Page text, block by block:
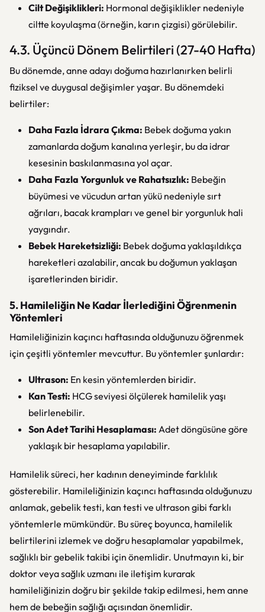
Cilt Değişiklikleri: Hormonal değişiklikler nedeniyle
ciltte koyulaşma (örneğin, karın çizgisi) görülebilir.
4.3. Üçüncü Dönem Belirtileri (27-40 Hafta)
Bu dönemde, anne adayı doğuma hazırlanırken belirli
fiziksel ve duygusal değişimler yaşar. Bu dönemdeki
belirtiler:
Daha Fazla İdrara Çıkma: Bebek doğuma yakın
zamanlarda doğum kanalına yerleşir, bu da idrar
kesesinin baskılanmasına yol açar.
Daha Fazla Yorgunluk ve Rahatsızlık: Bebeğin
büyümesi ve vücudun artan yükü nedeniyle sırt
ağrıları, bacak krampları ve genel bir yorgunluk hali
yaygındır.
Bebek Hareketsizliği: Bebek doğuma yaklaşıldıkça
hareketleri azalabilir, ancak bu doğumun yaklaşan
işaretlerinden biridir.
5. Hamileliğin Ne Kadar İlerlediğini Öğrenmenin
Yöntemleri
Hamileliğinizin kaçıncı haftasında olduğunuzu öğrenmek
için çeşitli yöntemler mevcuttur. Bu yöntemler şunlardır:
Ultrason: En kesin yöntemlerden biridir.
Kan Testi: HCG seviyesi ölçülerek hamilelik yaşı
belirlenebilir.
Son Adet Tarihi Hesaplaması: Adet döngüsüne göre
yaklaşık bir hesaplama yapılabilir.
Hamilelik süreci, her kadının deneyiminde farklılık
gösterebilir. Hamileliğinizin kaçıncı haftasında olduğunuzu
anlamak, gebelik testi, kan testi ve ultrason gibi farklı
yöntemlerle mümkündür. Bu süreç boyunca, hamilelik
belirtilerini izlemek ve doğru hesaplamalar yapabilmek,
sağlıklı bir gebelik takibi için önemlidir. Unutmayın ki, bir
doktor veya sağlık uzmanı ile iletişim kurarak
hamileliğinizin doğru bir şekilde takip edilmesi, hem anne
hem de bebeğin sağlığı açısından önemlidir.